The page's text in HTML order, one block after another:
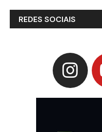
REDES SOCIAIS